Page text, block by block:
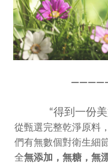
————
“得到一份
從甄選完整乾淨原料
們有無數個對衛生細
全無添加， 無糖，無